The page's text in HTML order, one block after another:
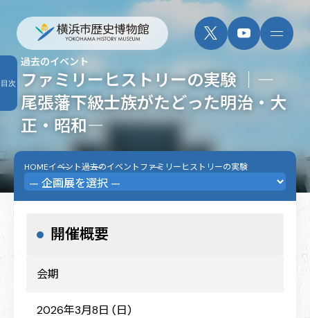
ファミリーヒストリーの実験 ｜―
尾張藩下級士族がたどった明治・大
正・昭和―
過去のイベント
HOMEイベント過去のイベントファミリーヒストリーの実験
開催概要
会期
2026年3月8日 (日)
目次